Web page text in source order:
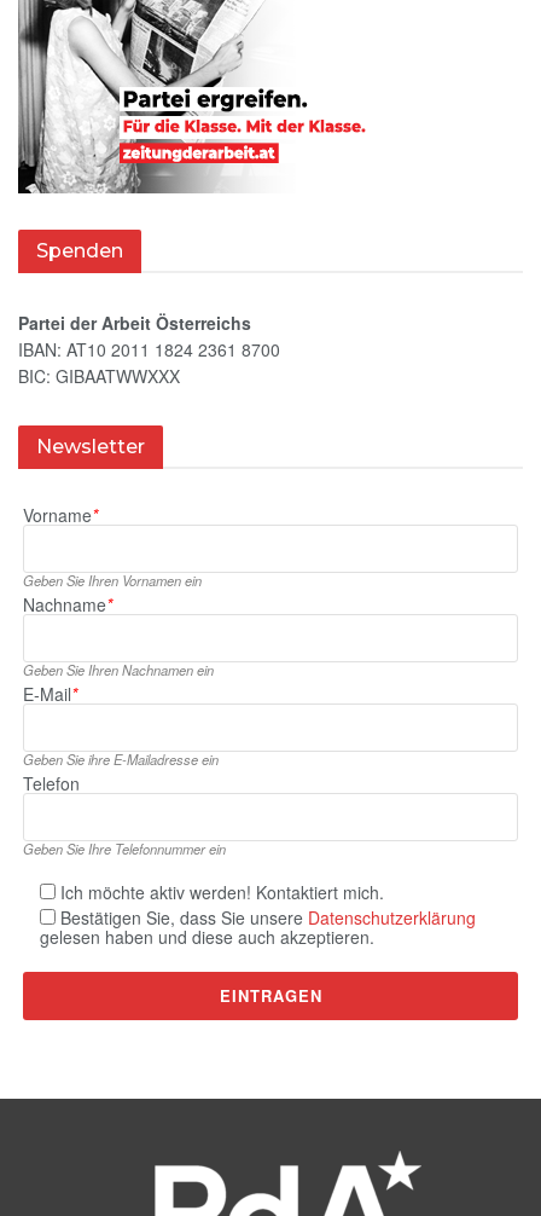
Spenden
Partei der Arbeit Österreichs
IBAN: AT10 2011 1824 2361 8700
BIC: GIBAATWWXXX
Newsletter
Vorname*
Geben Sie Ihren Vornamen ein
Nachname*
Geben Sie Ihren Nachnamen ein
E‑Mail*
Geben Sie ihre E‑Mailadresse ein
Telefon
Geben Sie Ihre Telefonnummer ein
Ich möchte aktiv werden! Kontaktiert mich.
Bestätigen Sie, dass Sie unsere Datenschutzerklärung
gelesen haben und diese auch akzeptieren.